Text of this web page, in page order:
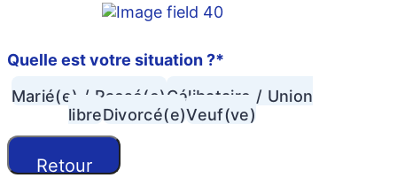
Quelle est votre situation ?*
Marié(e) / Pacsé(e)Célibataire / Union
libreDivorcé(e)Veuf(ve)
Retour